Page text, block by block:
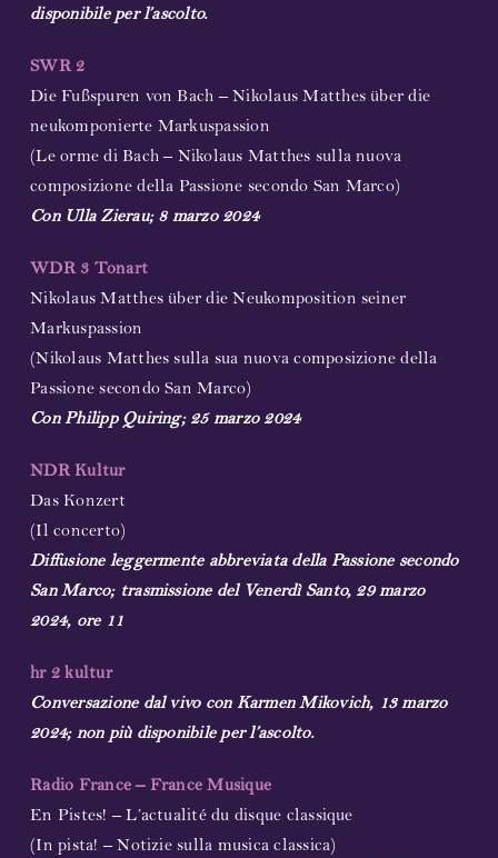
disponibile per l’ascolto.
SWR 2
Die Fußspuren von Bach – Nikolaus Matthes über die
neukomponierte Markuspassion
(Le orme di Bach – Nikolaus Matthes sulla nuova
composizione della Passione secondo San Marco)
Con Ulla Zierau; 8 marzo 2024
WDR 3 Tonart
Nikolaus Matthes über die Neukomposition seiner
Markuspassion
(Nikolaus Matthes sulla sua nuova composizione della
Passione secondo San Marco)
Con Philipp Quiring; 25 marzo 2024
NDR Kultur
Das Konzert
(Il concerto)
Diffusione leggermente abbreviata della Passione secondo
San Marco; trasmissione del Venerdì Santo, 29 marzo
2024, ore 11
hr 2 kultur
Conversazione dal vivo con Karmen Mikovich, 13 marzo
2024; non più disponibile per l’ascolto.
Radio France – France Musique
En Pistes! – L’actualité du disque classique
(In pista! – Notizie sulla musica classica)